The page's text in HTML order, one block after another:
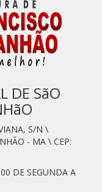
DE SãO
S/N \
- MA \ CEP:
DE SEGUNDA A